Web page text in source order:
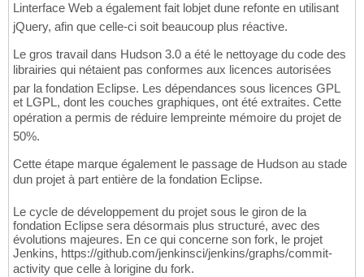
Linterface Web a également fait lobjet dune refonte en utilisant
jQuery, afin que celle-ci soit beaucoup plus réactive.
Le gros travail dans Hudson 3.0 a été le nettoyage du code des
librairies qui nétaient pas conformes aux licences autorisées
par la fondation Eclipse. Les dépendances sous licences GPL
et LGPL, dont les couches graphiques, ont été extraites. Cette
opération a permis de réduire lempreinte mémoire du projet de
50%.
Cette étape marque également le passage de Hudson au stade
dun projet à part entière de la fondation Eclipse.
Le cycle de développement du projet sous le giron de la
fondation Eclipse sera désormais plus structuré, avec des
évolutions majeures. En ce qui concerne son fork, le projet
Jenkins, https://github.com/jenkinsci/jenkins/graphs/commit-
activity que celle à lorigine du fork.